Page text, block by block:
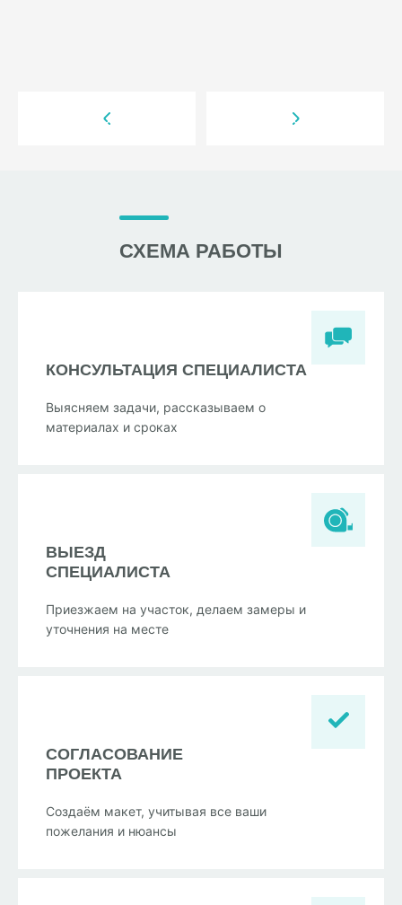
СХЕМА РАБОТЫ
КОНСУЛЬТАЦИЯ СПЕЦИАЛИСТА
Выясняем задачи, рассказываем о
материалах и сроках
ВЫЕЗД
СПЕЦИАЛИСТА
Приезжаем на участок, делаем замеры и
уточнения на месте
СОГЛАСОВАНИЕ
ПРОЕКТА
Создаём макет, учитывая все ваши
пожелания и нюансы